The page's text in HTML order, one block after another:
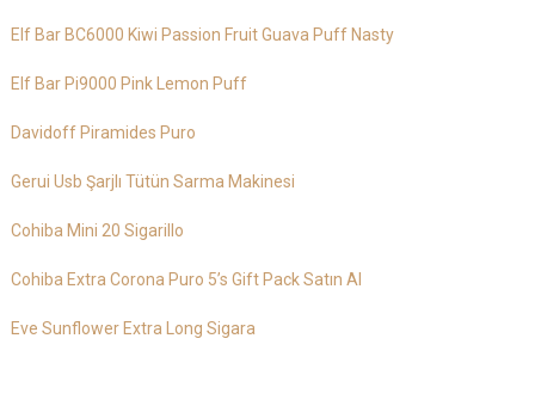
Elf Bar BC6000 Kiwi Passion Fruit Guava Puff Nasty
Elf Bar Pi9000 Pink Lemon Puff
Davidoff Piramides Puro
Gerui Usb Şarjlı Tütün Sarma Makinesi
Cohiba Mini 20 Sigarillo
Cohiba Extra Corona Puro 5’s Gift Pack Satın Al
Eve Sunflower Extra Long Sigara